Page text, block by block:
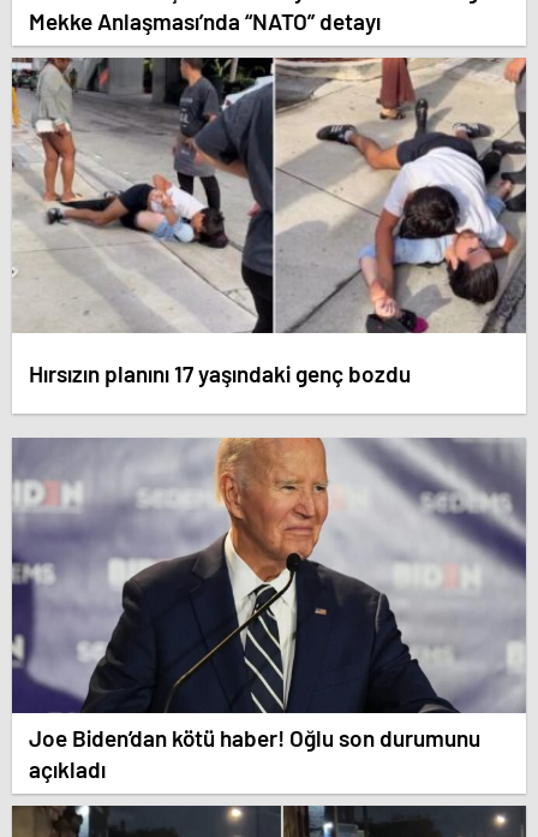
Mekke Anlaşması’nda “NATO” detayı
Hırsızın planını 17 yaşındaki genç bozdu
Joe Biden’dan kötü haber! Oğlu son durumunu
açıkladı